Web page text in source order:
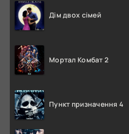
Дім двох сімей
Мортал Комбат 2
Пункт призначення 4